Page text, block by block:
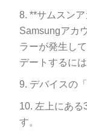
**サムスンア
Samsungアカ
ラーが発生し
デートするに
デバイスの
左上にある
す。